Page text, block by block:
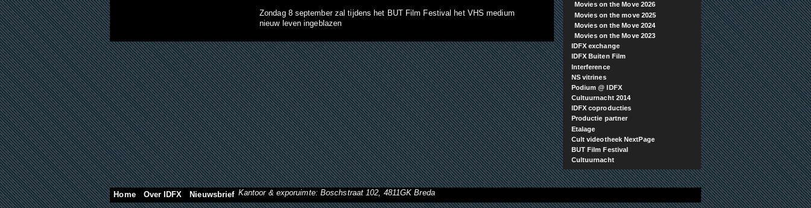
Zondag 8 september zal tijdens het BUT Film Festival het VHS medium
nieuw leven ingeblazen
Movies on the Move 2026
Movies on the move 2025
Movies on the Move 2024
Movies on the Move 2023
IDFX exchange
IDFX Buiten Film
Interference
NS vitrines
Podium @ IDFX
Cultuurnacht 2014
IDFX coproducties
Productie partner
Etalage
Cult videotheek NextPage
BUT Film Festival
Cultuurnacht
Home Over IDFX Nieuwsbrief Kantoor & exporuimte: Boschstraat 102, 4811GK Breda